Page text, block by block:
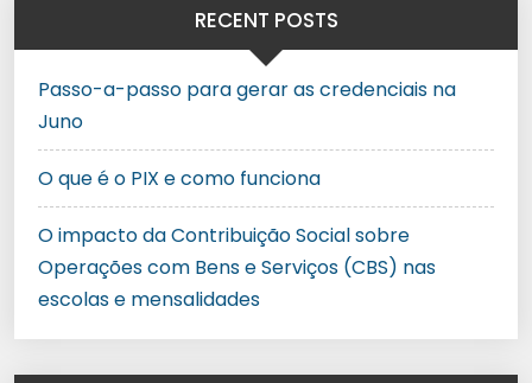
RECENT POSTS
Passo-a-passo para gerar as credenciais na
Juno
O que é o PIX e como funciona
O impacto da Contribuição Social sobre
Operações com Bens e Serviços (CBS) nas
escolas e mensalidades